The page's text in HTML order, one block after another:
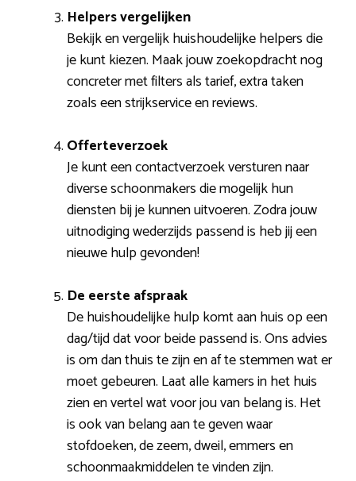
Helpers vergelijken
Bekijk en vergelijk huishoudelijke helpers die
je kunt kiezen. Maak jouw zoekopdracht nog
concreter met filters als tarief, extra taken
zoals een strijkservice en reviews.
Offerteverzoek
Je kunt een contactverzoek versturen naar
diverse schoonmakers die mogelijk hun
diensten bij je kunnen uitvoeren. Zodra jouw
uitnodiging wederzijds passend is heb jij een
nieuwe hulp gevonden!
De eerste afspraak
De huishoudelijke hulp komt aan huis op een
dag/tijd dat voor beide passend is. Ons advies
is om dan thuis te zijn en af te stemmen wat er
moet gebeuren. Laat alle kamers in het huis
zien en vertel wat voor jou van belang is. Het
is ook van belang aan te geven waar
stofdoeken, de zeem, dweil, emmers en
schoonmaakmiddelen te vinden zijn.